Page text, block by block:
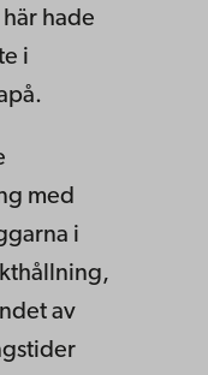
hade
i
med
i
av